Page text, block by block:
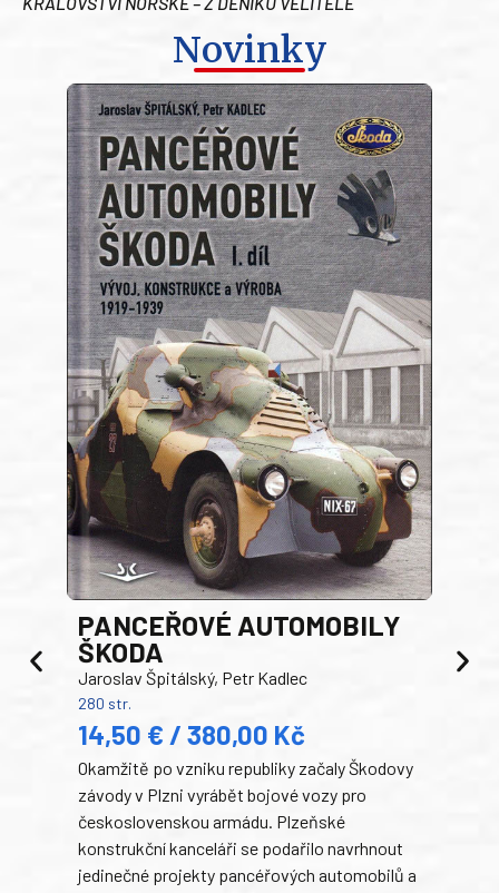
Novinky
PANCEŘOVÉ AUTOMOBILY
ŠKODA
Jaroslav Špitálský, Petr Kadlec
280 str.
14,50 € / 380,00 Kč
Okamžitě po vzniku republiky začaly Škodovy
závody v Plzni vyrábět bojové vozy pro
československou armádu. Plzeňské
konstrukční kanceláři se podařilo navrhnout
jedinečné projekty pancéřových automobilů a